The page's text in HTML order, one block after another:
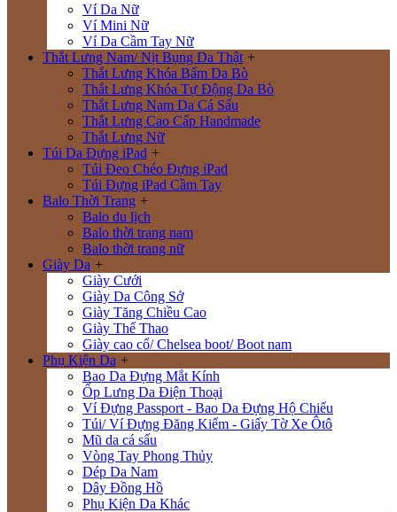
Ví Da Nữ
Ví Mini Nữ
Ví Da Cầm Tay Nữ
Thắt Lưng Nam/ Nịt Bụng Da Thật +
Thắt Lưng Khóa Bấm Da Bò
Thắt Lưng Khóa Tự Động Da Bò
Thắt Lưng Nam Da Cá Sấu
Thắt Lưng Cao Cấp Handmade
Thắt Lưng Nữ
Túi Da Đựng iPad +
Túi Đeo Chéo Đựng iPad
Túi Đựng iPad Cầm Tay
Balo Thời Trang +
Balo du lịch
Balo thời trang nam
Balo thời trang nữ
Giày Da +
Giày Cưới
Giày Da Công Sở
Giày Tăng Chiều Cao
Giày Thể Thao
Giày cao cổ/ Chelsea boot/ Boot nam
Phụ Kiện Da +
Bao Da Đựng Mắt Kính
Ốp Lưng Da Điện Thoại
Ví Đựng Passport - Bao Da Đựng Hộ Chiếu
Túi/ Ví Đựng Đăng Kiểm - Giấy Tờ Xe Ôtô
Mũ da cá sấu
Vòng Tay Phong Thủy
Dép Da Nam
Dây Đồng Hồ
Phụ Kiện Da Khác